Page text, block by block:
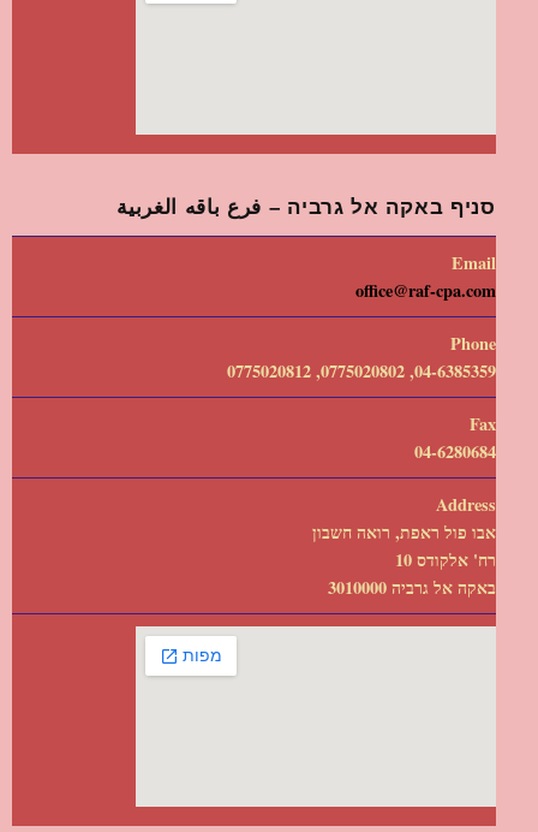
סניף באקה אל גרביה – فرع باقه الغربية
Email
office@raf-cpa.com
Phone
04-6385359, 0775020802, 0775020812
Fax
04-6280684
Address
אבו פול ראפת, רואה חשבון
רח' אלקודס 10
באקה אל גרביה 3010000